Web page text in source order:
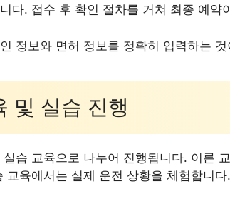
다. 접수 후 확인 절차를 거쳐 최종 예약
정보와 면허 정보를 정확히 입력하는
및 실습 진행
습 교육으로 나누어 진행됩니다. 이론
교육에서는 실제 운전 상황을 체험합니